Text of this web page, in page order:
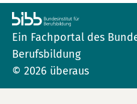
Ein Fachportal des
Berufsbildung
© 2026 überaus